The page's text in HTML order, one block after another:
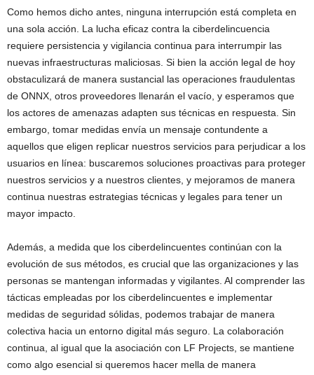
Como hemos dicho antes, ninguna interrupción está completa en
una sola acción. La lucha eficaz contra la ciberdelincuencia
requiere persistencia y vigilancia continua para interrumpir las
nuevas infraestructuras maliciosas. Si bien la acción legal de hoy
obstaculizará de manera sustancial las operaciones fraudulentas
de ONNX, otros proveedores llenarán el vacío, y esperamos que
los actores de amenazas adapten sus técnicas en respuesta. Sin
embargo, tomar medidas envía un mensaje contundente a
aquellos que eligen replicar nuestros servicios para perjudicar a los
usuarios en línea: buscaremos soluciones proactivas para proteger
nuestros servicios y a nuestros clientes, y mejoramos de manera
continua nuestras estrategias técnicas y legales para tener un
mayor impacto.
Además, a medida que los ciberdelincuentes continúan con la
evolución de sus métodos, es crucial que las organizaciones y las
personas se mantengan informadas y vigilantes. Al comprender las
tácticas empleadas por los ciberdelincuentes e implementar
medidas de seguridad sólidas, podemos trabajar de manera
colectiva hacia un entorno digital más seguro. La colaboración
continua, al igual que la asociación con LF Projects, se mantiene
como algo esencial si queremos hacer mella de manera